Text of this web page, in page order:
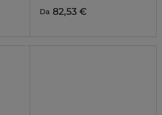
Da 82,53 €